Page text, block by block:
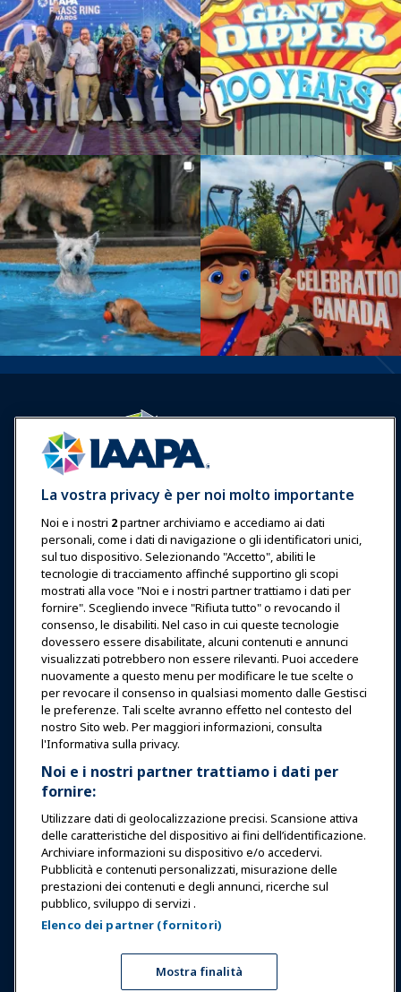
Unisciti ora
Premi Carriere
Contatto
Esposizioni & Eventi
Notizie & Funworld
Educazione
Sicurezza & Protezione
Difesa
Ricerca e Rapporti
Informazioni su IAAPA
Partner
Copyright © 2026 Associazione Internazionale di Parchi di
Divertimento e Attrazioni. Tutti i diritti riservati.
Informativa sulla privacy
Avviso di traduzione
La vostra privacy è per noi molto importante
Noi e i nostri 2partner archiviamo e accediamo ai dati
personali, come i dati di navigazione o gli identificatori unici,
sul tuo dispositivo. Selezionando "Accetto", abiliti le
tecnologie di tracciamento affinché supportino gli scopi
mostrati alla voce "Noi e i nostri partner trattiamo i dati per
fornire". Scegliendo invece "Rifiuta tutto" o revocando il
consenso, le disabiliti. Nel caso in cui queste tecnologie
dovessero essere disabilitate, alcuni contenuti e annunci
visualizzati potrebbero non essere rilevanti. Puoi accedere
nuovamente a questo menu per modificare le tue scelte o
per revocare il consenso in qualsiasi momento dalle Gestisci
le preferenze. Tali scelte avranno effetto nel contesto del
nostro Sito web. Per maggiori informazioni, consulta
l'Informativa sulla privacy.
Noi e i nostri partner trattiamo i dati per
fornire:
Utilizzare dati di geolocalizzazione precisi. Scansione attiva
delle caratteristiche del dispositivo ai fini dell’identificazione.
Archiviare informazioni su dispositivo e/o accedervi.
Pubblicità e contenuti personalizzati, misurazione delle
prestazioni dei contenuti e degli annunci, ricerche sul
pubblico, sviluppo di servizi .
Elenco dei partner (fornitori)
Mostra finalità